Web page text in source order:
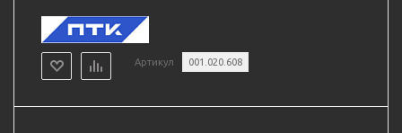
Артикул 001.020.608